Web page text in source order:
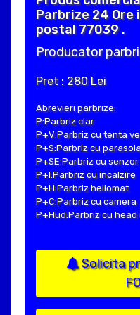
Parbrize 24 Ore
postal 77039 .
Producator
Pret : 280 Lei
Abrevieri parbrize:
P:Parbriz clar
P+V:Parbriz cu tenta
P+S:Parbriz cu
P+SE:Parbriz cu senzor
P+I:Parbriz cu incalzire
P+H:Parbriz heliomat
P+C:Parbriz cu camera
P+Hud:Parbriz cu head
Solicita